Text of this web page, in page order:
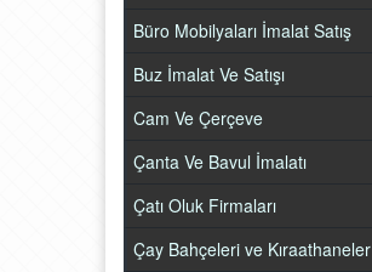
Büro Mobilyaları İmalat Satış
Buz İmalat Ve Satışı
Cam Ve Çerçeve
Çanta Ve Bavul İmalatı
Çatı Oluk Firmaları
Çay Bahçeleri ve Kıraathaneler